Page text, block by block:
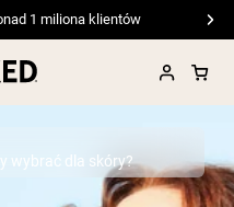
1 miliona klientów
wybrać dla skóry?